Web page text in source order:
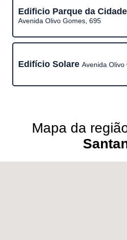
Edificio Parque da Cidade
Avenida Olivo Gomes, 695
Edifício Solare Avenida Olivo
Mapa da